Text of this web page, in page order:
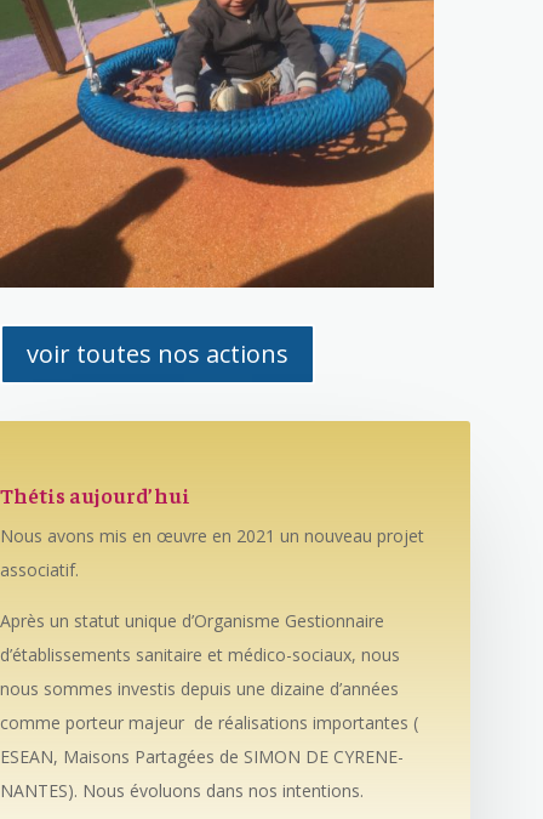
voir toutes nos actions
Thétis aujourd’hui
Nous avons mis en œuvre en 2021 un nouveau projet
associatif.
Après un statut unique d’Organisme Gestionnaire
d’établissements sanitaire et médico-sociaux, nous
nous sommes investis depuis une dizaine d’années
comme porteur majeur de réalisations importantes (
ESEAN, Maisons Partagées de SIMON DE CYRENE-
NANTES). Nous évoluons dans nos intentions.